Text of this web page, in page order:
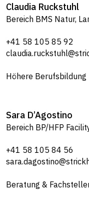
Claudia Ruckstuhl
Bereich BMS Natur,
+41 58 105 85 92
Höhere Berufsbildung
Sara D’Agostino
Bereich BP/HFP
+41 58 105 84 56
Beratung &